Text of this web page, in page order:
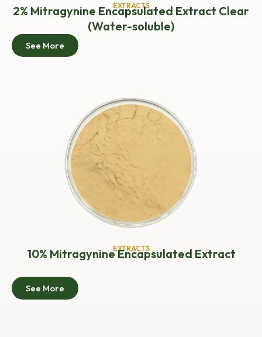
EXTRACTS
2% Mitragynine Encapsulated Extract Clear
(Water-soluble)
See More
EXTRACTS
10% Mitragynine Encapsulated Extract
See More